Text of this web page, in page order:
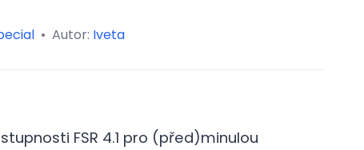
• Autor: Iveta
FSR 4.1 pro (před)minulou